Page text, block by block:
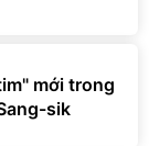
mới trong
sik